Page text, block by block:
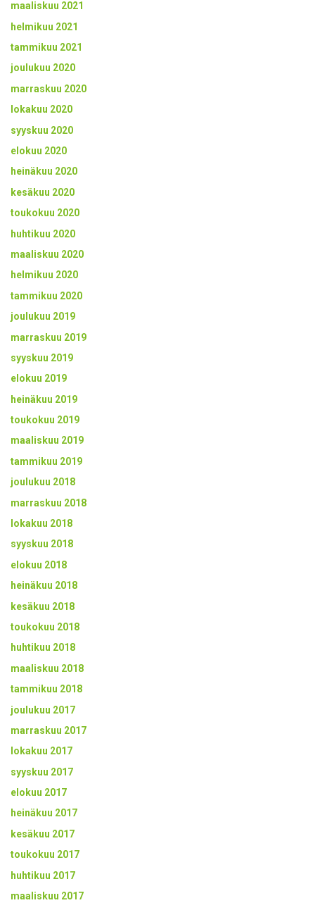
maaliskuu 2021
helmikuu 2021
tammikuu 2021
joulukuu 2020
marraskuu 2020
lokakuu 2020
syyskuu 2020
elokuu 2020
heinäkuu 2020
kesäkuu 2020
toukokuu 2020
huhtikuu 2020
maaliskuu 2020
helmikuu 2020
tammikuu 2020
joulukuu 2019
marraskuu 2019
syyskuu 2019
elokuu 2019
heinäkuu 2019
toukokuu 2019
maaliskuu 2019
tammikuu 2019
joulukuu 2018
marraskuu 2018
lokakuu 2018
syyskuu 2018
elokuu 2018
heinäkuu 2018
kesäkuu 2018
toukokuu 2018
huhtikuu 2018
maaliskuu 2018
tammikuu 2018
joulukuu 2017
marraskuu 2017
lokakuu 2017
syyskuu 2017
elokuu 2017
heinäkuu 2017
kesäkuu 2017
toukokuu 2017
huhtikuu 2017
maaliskuu 2017